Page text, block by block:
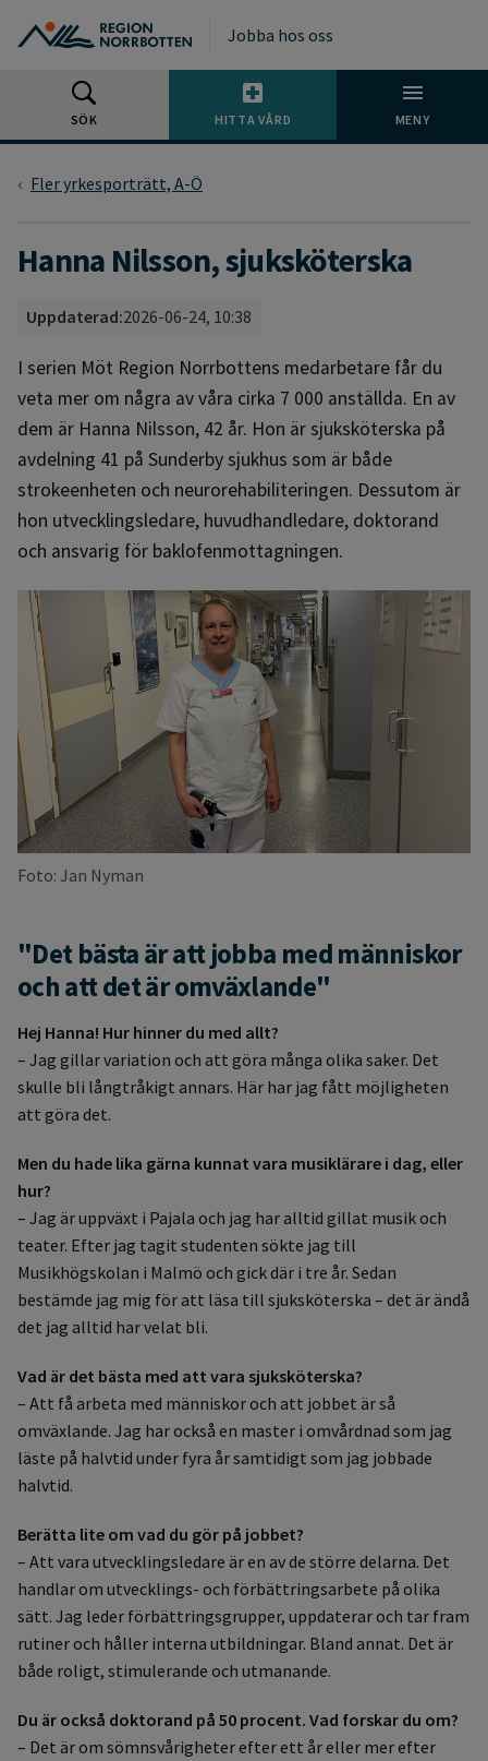
Jobba hos oss
SÖK HITTA VÅRD MENY
Fler yrkesporträtt, A-Ö
Hanna Nilsson, sjuksköterska
Uppdaterad:2026-06-24, 10:38
I serien Möt Region Norrbottens medarbetare får du
veta mer om några av våra cirka 7 000 anställda. En av
dem är Hanna Nilsson, 42 år. Hon är sjuksköterska på
avdelning 41 på Sunderby sjukhus som är både
strokeenheten och neurorehabiliteringen. Dessutom är
hon utvecklingsledare, huvudhandledare, doktorand
och ansvarig för baklofenmottagningen.
Foto: Jan Nyman
"Det bästa är att jobba med människor
och att det är omväxlande"
Hej Hanna! Hur hinner du med allt?
– Jag gillar variation och att göra många olika saker. Det
skulle bli långtråkigt annars. Här har jag fått möjligheten
att göra det.
Men du hade lika gärna kunnat vara musiklärare i dag, eller
hur?
– Jag är uppväxt i Pajala och jag har alltid gillat musik och
teater. Efter jag tagit studenten sökte jag till
Musikhögskolan i Malmö och gick där i tre år. Sedan
bestämde jag mig för att läsa till sjuksköterska – det är ändå
det jag alltid har velat bli.
Vad är det bästa med att vara sjuksköterska?
– Att få arbeta med människor och att jobbet är så
omväxlande. Jag har också en master i omvårdnad som jag
läste på halvtid under fyra år samtidigt som jag jobbade
halvtid.
Berätta lite om vad du gör på jobbet?
– Att vara utvecklingsledare är en av de större delarna. Det
handlar om utvecklings- och förbättringsarbete på olika
sätt. Jag leder förbättringsgrupper, uppdaterar och tar fram
rutiner och håller interna utbildningar. Bland annat. Det är
både roligt, stimulerande och utmanande.
Du är också doktorand på 50 procent. Vad forskar du om?
– Det är om sömnsvårigheter efter ett år eller mer efter